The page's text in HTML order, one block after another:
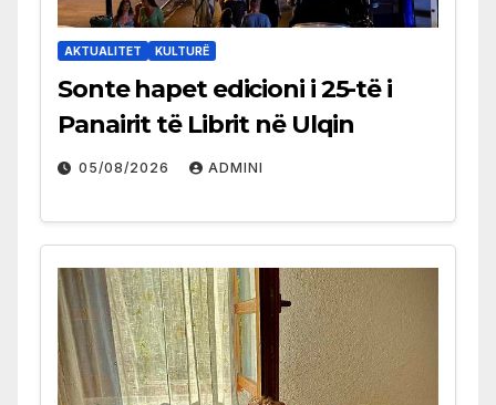
AKTUALITET KULTURË
Sonte hapet edicioni i 25-të i
Panairit të Librit në Ulqin
05/08/2026 ADMINI